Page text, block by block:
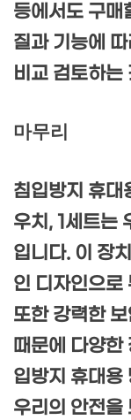
등에서도 구매
질과 기능에
비교 검토하는
마무리
침입방지 휴대
우치, 1세트는
입니다. 이 장
인 디자인으로
또한 강력한
때문에 다양한
입방지 휴대용
우리의 안전을